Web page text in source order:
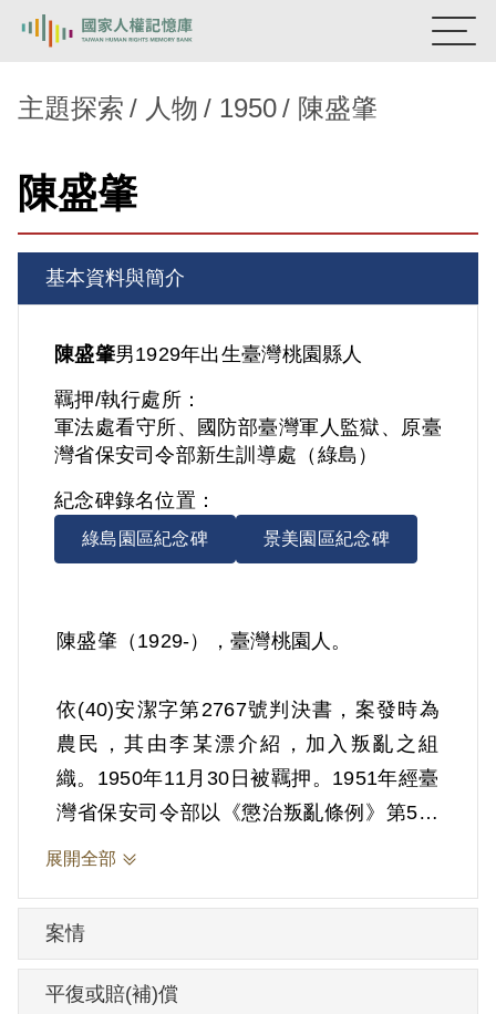
新生訓導處
主題探索
背景知識
關於我們
意見信箱
主題探索 人物 1950 陳盛肇
陳盛肇
基本資料與簡介
陳盛肇男1929年出生臺灣桃園縣人
羈押/執行處所：
軍法處看守所、國防部臺灣軍人監獄、原臺
灣省保安司令部新生訓導處（綠島）
紀念碑錄名位置：
綠島園區紀念碑 景美園區紀念碑
陳盛肇（1929-），臺灣桃園人。
依(40)安潔字第2767號判決書，案發時為
農民，其由李某漂介紹，加入叛亂之組
織。1950年11月30日被羈押。1951年經臺
灣省保安司令部以《懲治叛亂條例》第5條
「參加叛亂之組織」判處有期徒刑5年。
其於1999年4月向補償基金會提出申請，
2000年7月經第1屆第3次臨時董事會審核通
展開全部
案情
平復或賠(補)償